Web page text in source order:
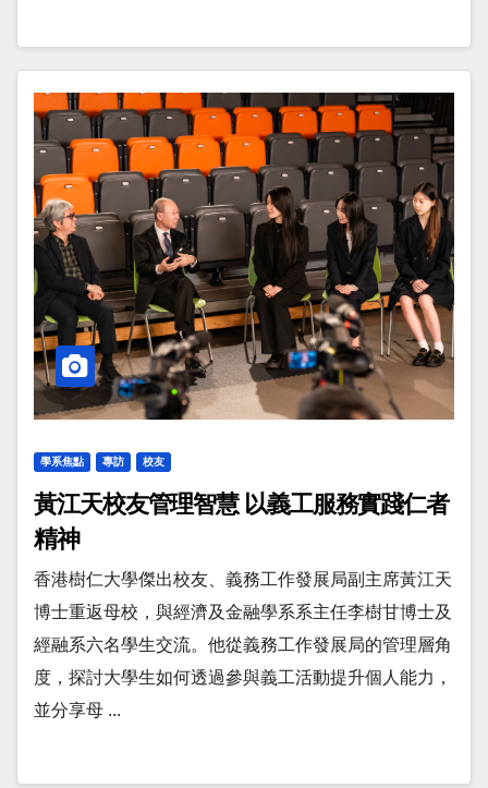
學系焦點 專訪 校友
黃江天校友管理智慧 以義工服務實踐仁者
精神
香港樹仁大學傑出校友、義務工作發展局副主席黃江天
博士重返母校，與經濟及金融學系系主任李樹甘博士及
經融系六名學生交流。他從義務工作發展局的管理層角
度，探討大學生如何透過參與義工活動提升個人能力，
並分享母 ...